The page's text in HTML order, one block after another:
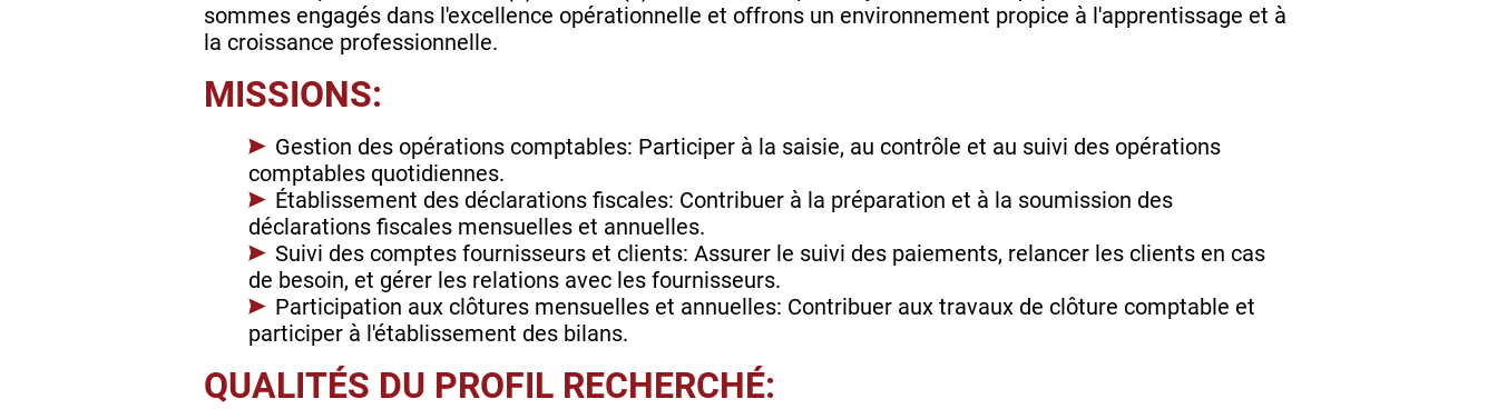
sommes engagés dans l'excellence opérationnelle et offrons un environnement propice à l'apprentissage et à
la croissance professionnelle.
MISSIONS:
Gestion des opérations comptables: Participer à la saisie, au contrôle et au suivi des opérations
comptables quotidiennes.
Établissement des déclarations fiscales: Contribuer à la préparation et à la soumission des
déclarations fiscales mensuelles et annuelles.
Suivi des comptes fournisseurs et clients: Assurer le suivi des paiements, relancer les clients en cas
de besoin, et gérer les relations avec les fournisseurs.
Participation aux clôtures mensuelles et annuelles: Contribuer aux travaux de clôture comptable et
participer à l'établissement des bilans.
QUALITÉS DU PROFIL RECHERCHÉ: